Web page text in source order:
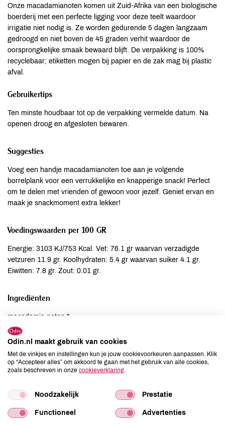
Onze macadamianoten komen uit Zuid-Afrika van een biologische
boerderij met een perfecte ligging voor deze teelt waardoor
irrigatie niet nodig is. Ze worden gedurende 5 dagen langzaam
gedroogd en niet boven de 45 graden verhit waardoor de
oorsprongkelijke smaak bewaard blijft. De verpakking is 100%
recyclebaar; etiketten mogen bij papier en de zak mag bij plastic
afval.
Gebruikertips
Ten minste houdbaar tot op de verpakking vermelde datum. Na
openen droog en afgesloten bewaren.
Suggesties
Voeg een handje macadamianoten toe aan je volgende
borrelplank voor een verrukkelijke en knapperige snack! Perfect
om te delen met vrienden of gewoon voor jezelf. Geniet ervan en
maak je snackmoment extra lekker!
Voedingswaarden per 100 GR
Energie: 3103 KJ/753 Kcal. Vet: 76.1 gr waarvan verzadigde
vetzuren 11.9 gr. Koolhydraten: 5.4 gr waarvan suiker 4.1 gr.
Eiwitten: 7.8 gr. Zout: 0.01 gr.
Ingrediënten
macadamia noten *
Allergenen
Aardnoten
niet aanwezig
Gluten
niet aanwezig
Lupine
niet aanwezig
Odin.nl maakt gebruik van cookies
Met de vinkjes en instellingen kun je jouw cookievoorkeuren aanpassen. Klik
op “Accepteer alles” om akkoord te gaan met het gebruik van alle cookies,
zoals beschreven in onze cookieverklaring
Noodzakelijk Prestatie
Functioneel Advertenties